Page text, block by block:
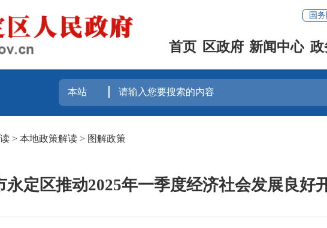
国
首页 区政府 新闻中心 政
> 本地政策解读 > 图解政策
永定区推动2025年一季度经济社会发展良好